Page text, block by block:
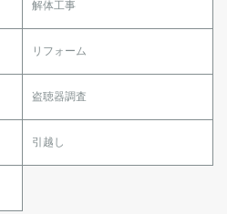
解体工事
リフォーム
盗聴器調査
引越し